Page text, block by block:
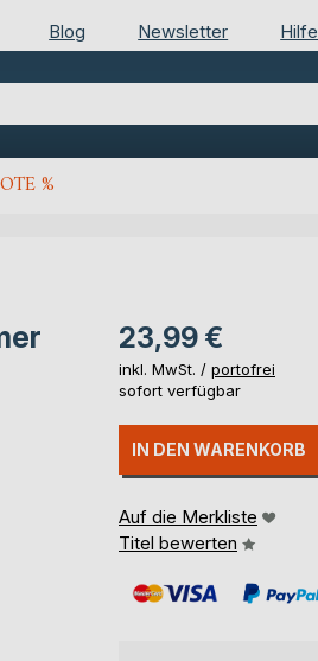
Blog Newsletter Hilfe
%
23,99 €
inkl. MwSt. / portofrei
sofort verfügbar
IN DEN WARENKORB
Auf die Merkliste
Titel bewerten